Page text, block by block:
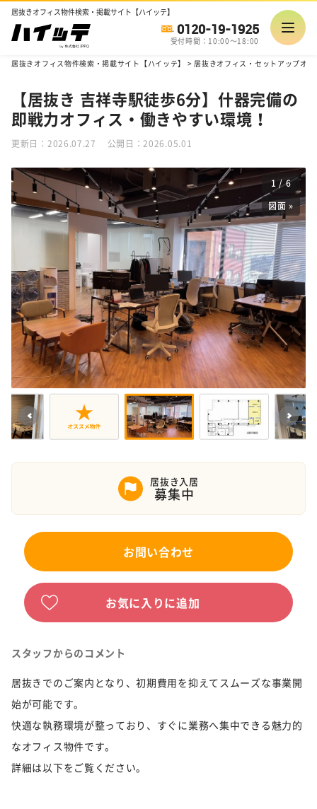
居抜きオフィス物件検索・掲載サイト【ハイッテ】
0120-19-1925
受付時間：10:00～18:00
居抜きオフィス物件検索・掲載サイト【ハイッテ】 > 居抜きオフィス・セットアップオ
【居抜き 吉祥寺駅徒歩6分】什器完備の
即戦力オフィス・働きやすい環境！
更新日：2026.07.27 公開日：2026.05.01
1 /6
図面 »
居抜き入居
募集中
お問い合わせ
お気に入りに追加
スタッフからのコメント
居抜きでのご案内となり、初期費用を抑えてスムーズな事業開
始が可能です。
快適な執務環境が整っており、すぐに業務へ集中できる魅力的
なオフィス物件です。
詳細は以下をご覧ください。